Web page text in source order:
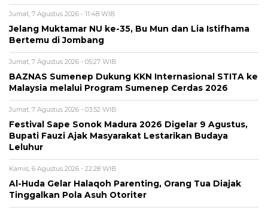
Jumat, 7 Agustus 2026 - 11:48 WIB
Jelang Muktamar NU ke-35, Bu Mun dan Lia Istifhama
Bertemu di Jombang
Jumat, 7 Agustus 2026 - 05:27 WIB
BAZNAS Sumenep Dukung KKN Internasional STITA ke
Malaysia melalui Program Sumenep Cerdas 2026
Jumat, 7 Agustus 2026 - 03:52 WIB
Festival Sape Sonok Madura 2026 Digelar 9 Agustus,
Bupati Fauzi Ajak Masyarakat Lestarikan Budaya
Leluhur
Kamis, 6 Agustus 2026 - 22:28 WIB
Al-Huda Gelar Halaqoh Parenting, Orang Tua Diajak
Tinggalkan Pola Asuh Otoriter